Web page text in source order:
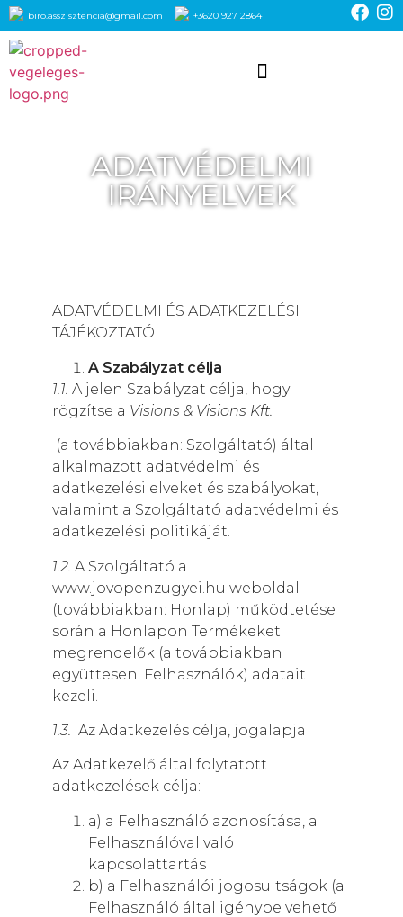
biro.asszisztencia@gmail.com +3620 927 2864
ADATVÉDELMI
IRÁNYELVEK
ADATVÉDELMI ÉS ADATKEZELÉSI
TÁJÉKOZTATÓ
A Szabályzat célja
1.1. A jelen Szabályzat célja, hogy
rögzítse a Visions & Visions Kft.
(a továbbiakban: Szolgáltató) által
alkalmazott adatvédelmi és
adatkezelési elveket és szabályokat,
valamint a Szolgáltató adatvédelmi és
adatkezelési politikáját.
1.2. A Szolgáltató a
www.jovopenzugyei.hu weboldal
(továbbiakban: Honlap) működtetése
során a Honlapon Termékeket
megrendelők (a továbbiakban
együttesen: Felhasználók) adatait
kezeli.
1.3. Az Adatkezelés célja, jogalapja
Az Adatkezelő által folytatott
adatkezelések célja:
a) a Felhasználó azonosítása, a
Felhasználóval való
kapcsolattartás
b) a Felhasználói jogosultságok (a
Felhasználó által igénybe vehető